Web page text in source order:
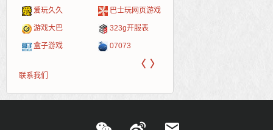
爱玩久久 巴士玩网页游戏
游戏大巴 323g开服表
盒子游戏 07073
〈 〉
联系我们